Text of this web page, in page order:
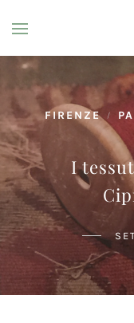
FIRENZE /
I